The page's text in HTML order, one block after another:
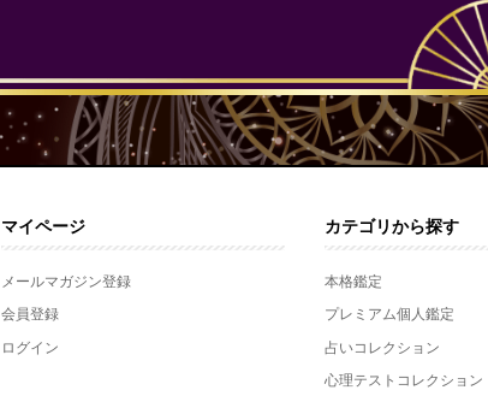
マイページ
メールマガジン登録
会員登録
ログイン
カテゴリから探す
本格鑑定
プレミアム個人鑑定
占いコレクション
心理テストコレクション